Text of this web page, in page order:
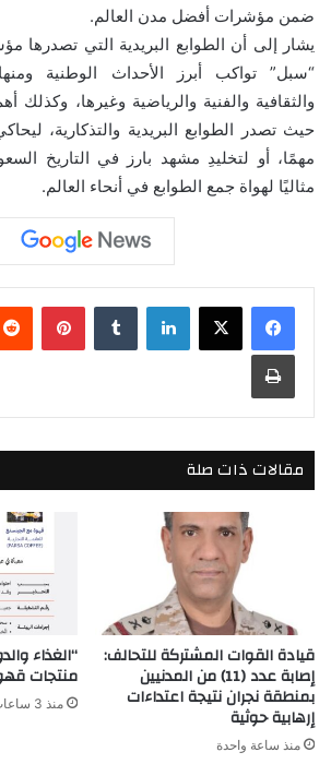
ضمن مؤشرات أفضل مدن العالم.
يشار إلى أن الطوابع البريدية التي تصدرها
“سبل” تواكب أبرز الأحداث الوطنية
والثقافية والفنية والرياضية وغيرها، وكذلك
حيث تصدر الطوابع البريدية والتذكارية،
مهمًا، أو لتخليدِ مشهد بارز في التاريخ
مثاليًا لهواة جمع الطوابع في أنحاء العالم.
لينكدإن
طباعة
مقالات ذات صلة
قيادة القوات المشتركة للتحالف:
إصابة عدد (11) من المدنيين
بمنطقة نجران نتيجة اعتداءات
إرهابية حوثية
منذ ساعة واحدة
“الغذاء
منتجات
منذ 3 ساعات